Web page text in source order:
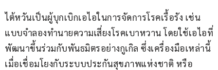
ไต้หวันเป็นผู้บุกเบิกเอไอในการจัดการโรคเรื้อรัง เช่น
แบบจำลองทำนายความเสี่ยงโรคเบาหวาน โดยใช้เอไอที่
พัฒนาขึ้นร่วมกับพันธมิตรอย่างกูเกิล ซึ่งเครื่องมือเหล่านี้
เมื่อเชื่อมโยงกับระบบประกันสุขภาพแห่งชาติ หรือ